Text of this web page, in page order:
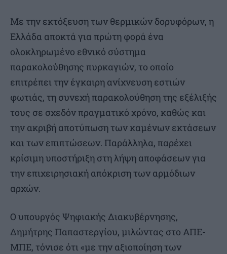
Με την εκτόξευση των θερμικών δορυφόρων, η
Ελλάδα αποκτά για πρώτη φορά ένα
ολοκληρωμένο εθνικό σύστημα
παρακολούθησης πυρκαγιών, το οποίο
επιτρέπει την έγκαιρη ανίχνευση εστιών
φωτιάς, τη συνεχή παρακολούθηση της εξέλιξής
τους σε σχεδόν πραγματικό χρόνο, καθώς και
την ακριβή αποτύπωση των καμένων εκτάσεων
και των επιπτώσεων. Παράλληλα, παρέχει
κρίσιμη υποστήριξη στη λήψη αποφάσεων για
την επιχειρησιακή απόκριση των αρμόδιων
αρχών.
Ο υπουργός Ψηφιακής Διακυβέρνησης,
Δημήτρης Παπαστεργίου, μιλώντας στο ΑΠΕ-
ΜΠΕ, τόνισε ότι «με την αξιοποίηση των